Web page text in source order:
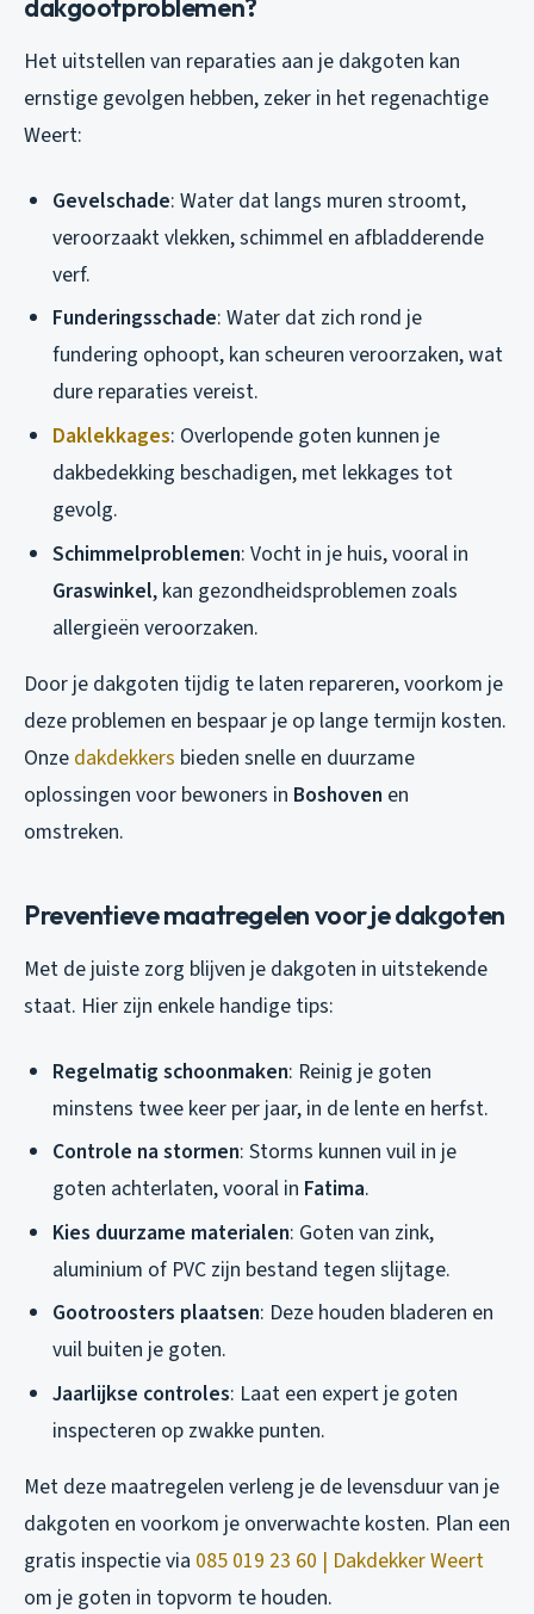
dakgootproblemen?
Het uitstellen van reparaties aan je dakgoten kan
ernstige gevolgen hebben, zeker in het regenachtige
Weert:
Gevelschade: Water dat langs muren stroomt,
veroorzaakt vlekken, schimmel en afbladderende
verf.
Funderingsschade: Water dat zich rond je
fundering ophoopt, kan scheuren veroorzaken, wat
dure reparaties vereist.
Daklekkages: Overlopende goten kunnen je
dakbedekking beschadigen, met lekkages tot
gevolg.
Schimmelproblemen: Vocht in je huis, vooral in
Graswinkel, kan gezondheidsproblemen zoals
allergieën veroorzaken.
Door je dakgoten tijdig te laten repareren, voorkom je
deze problemen en bespaar je op lange termijn kosten.
Onze dakdekkers bieden snelle en duurzame
oplossingen voor bewoners in Boshoven en
omstreken.
Preventieve maatregelen voor je dakgoten
Met de juiste zorg blijven je dakgoten in uitstekende
staat. Hier zijn enkele handige tips:
Regelmatig schoonmaken: Reinig je goten
minstens twee keer per jaar, in de lente en herfst.
Controle na stormen: Storms kunnen vuil in je
goten achterlaten, vooral in Fatima.
Kies duurzame materialen: Goten van zink,
aluminium of PVC zijn bestand tegen slijtage.
Gootroosters plaatsen: Deze houden bladeren en
vuil buiten je goten.
Jaarlijkse controles: Laat een expert je goten
inspecteren op zwakke punten.
Met deze maatregelen verleng je de levensduur van je
dakgoten en voorkom je onverwachte kosten. Plan een
gratis inspectie via 085 019 23 60 | Dakdekker Weert
om je goten in topvorm te houden.